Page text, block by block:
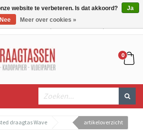
0
draagtas Wave artikeloverzicht
website te verbeteren. Is dat akkoord?
Ja
Nee
Meer over cookies »